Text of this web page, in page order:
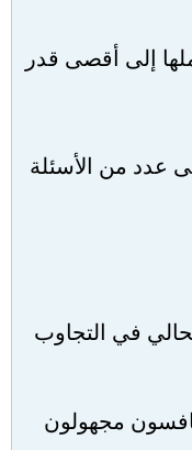
إلى أقصى قدر
عدد من الأسئلة
في التجاوب
مجهولون